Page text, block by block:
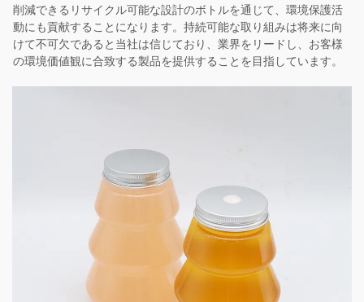
削減できるリサイクル可能な設計のボトルを通じて、環境保護活
動にも貢献することになります。持続可能な取り組みは将来に向
けて不可欠であると当社は信じており、業界をリードし、お客様
の環境価値観に合致する製品を提供することを目指しています。